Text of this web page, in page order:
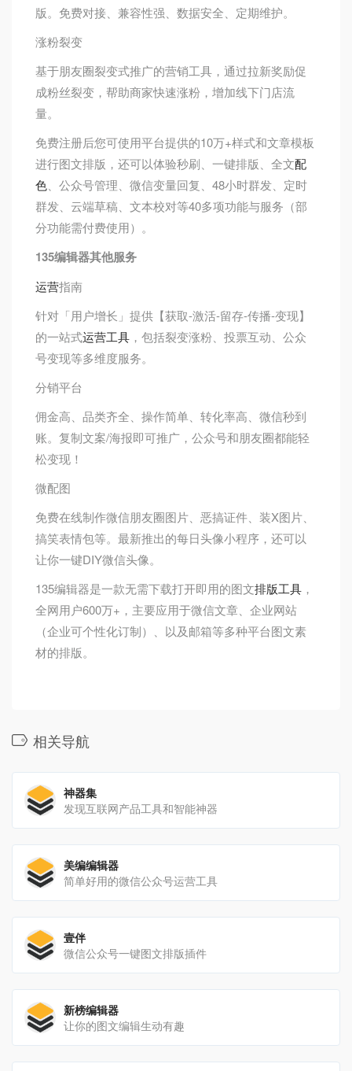
版。免费对接、兼容性强、数据安全、定期维护。
涨粉裂变
基于朋友圈裂变式推广的营销工具，通过拉新奖励促
成粉丝裂变，帮助商家快速涨粉，增加线下门店流
量。
免费注册后您可使用平台提供的10万+样式和文章模板
进行图文排版，还可以体验秒刷、一键排版、全文配
色 、公众号管理、微信变量回复、48小时群发、定时
群发、云端草稿、文本校对等40多项功能与服务（部
分功能需付费使用）。
135编辑器其他服务
运营指南
针对「用户增长」提供【获取-激活-留存-传播-变现】
的一站式运营工具 ，包括裂变涨粉、投票互动、公众
号变现等多维度服务。
分销平台
佣金高、品类齐全、操作简单、转化率高、微信秒到
账。复制文案/海报即可推广，公众号和朋友圈都能轻
松变现！
微配图
免费在线制作微信朋友圈图片、恶搞证件、装X图片、
搞笑表情包等。最新推出的每日头像小程序，还可以
让你一键DIY微信头像。
135编辑器是一款无需下载打开即用的图文排版工具 ，
全网用户600万+，主要应用于微信文章、企业网站
（企业可个性化订制）、以及邮箱等多种平台图文素
材的排版。
相关导航
神器集
发现互联网产品工具和智能神器
美编编辑器
简单好用的微信公众号运营工具
壹伴
微信公众号一键图文排版插件
新榜编辑器
让你的图文编辑生动有趣